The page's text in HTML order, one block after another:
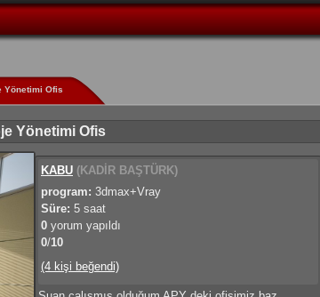
Yönetimi Ofis
Yönetimi Ofis
KABU (KADİR BAŞTÜRK)
program: 3dmax+Vray
Süre: 5 saat
0 yorum yapıldı
0/10
(4 kişi beğendi)